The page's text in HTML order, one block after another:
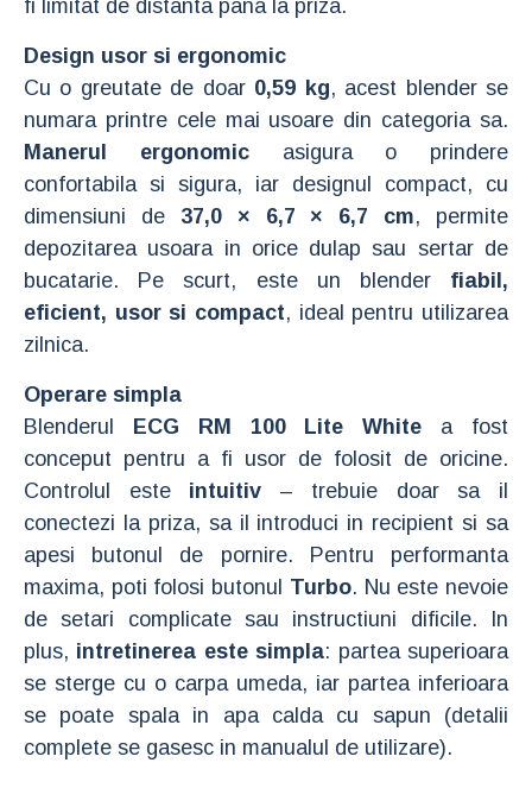
fi limitat de distanta pana la priza.
Design usor si ergonomic
Cu o greutate de doar 0,59 kg, acest blender se
numara printre cele mai usoare din categoria sa.
Manerul ergonomicasigura o prindere
confortabila si sigura, iar designul compact, cu
dimensiuni de 37,0 × 6,7 × 6,7 cm, permite
depozitarea usoara in orice dulap sau sertar de
bucatarie. Pe scurt, este un blender fiabil,
eficient, usor si compact, ideal pentru utilizarea
zilnica.
Operare simpla
Blenderul
ECG RM 100 Lite White a fost
conceput pentru a fi usor de folosit de oricine.
Controlul este intuitiv – trebuie doar sa il
conectezi la priza, sa il introduci in recipient si sa
apesi butonul de pornire. Pentru performanta
maxima, poti folosi butonul Turbo. Nu este nevoie
de setari complicate sau instructiuni dificile. In
plus, intretinerea este simpla: partea superioara
se sterge cu o carpa umeda, iar partea inferioara
se poate spala in apa calda cu sapun (detalii
complete se gasesc in manualul de utilizare).